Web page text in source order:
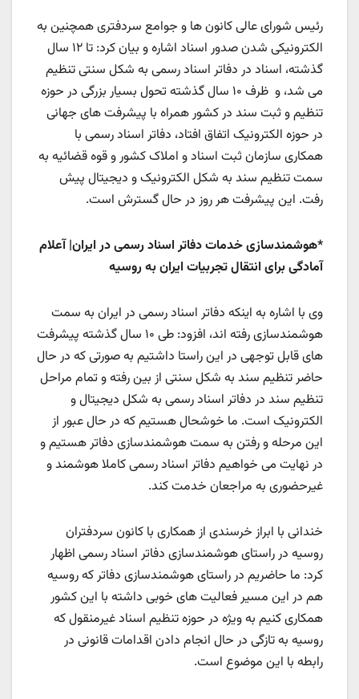
رئیس شورای عالی کانون ها و جوامع سردفتری همچنین به
الکترونیکی شدن صدور اسناد اشاره و بیان کرد: تا ۱۲ سال
گذشته، اسناد در دفاتر اسناد رسمی به شکل سنتی تنظیم
می شد، و ظرف ۱۰ سال گذشته تحول بسیار بزرگی در حوزه
تنظیم و ثبت سند در کشور همراه با پیشرفت های جهانی
در حوزه الکترونیک اتفاق افتاد، دفاتر اسناد رسمی با
همکاری سازمان ثبت اسناد و املاک کشور و قوه قضائیه به
سمت تنظیم سند به شکل الکترونیک و دیجیتال پیش
رفت. این پیشرفت هر روز در حال گسترش است.
*هوشمندسازی خدمات دفاتر اسناد رسمی در ایران| آعلام
آمادگی برای انتقال تجربیات ایران به روسیه
وی با اشاره به اینکه دفاتر اسناد رسمی در ایران به سمت
هوشمندسازی رفته اند، افزود: طی ۱۰ سال گذشته پیشرفت
های قابل توجهی در این راستا داشتیم به صورتی که در حال
حاضر تنظیم سند به شکل سنتی از بین رفته و تمام مراحل
تنظیم سند در دفاتر اسناد رسمی به شکل دیجیتال و
الکترونیک است. ما خوشحال هستیم که در حال عبور از
این مرحله و رفتن به سمت هوشمندسازی دفاتر هستیم و
در نهایت می خواهیم دفاتر اسناد رسمی کاملا هوشمند و
غیرحضوری به مراجعان خدمت کند.
خندانی با ابراز خرسندی از همکاری با کانون سردفتران
روسیه در راستای هوشمندسازی دفاتر اسناد رسمی اظهار
کرد: ما حاضریم در راستای هوشمندسازی دفاتر که روسیه
هم در این مسیر فعالیت های خوبی داشته با این کشور
همکاری کنیم به ویژه در حوزه تنظیم اسناد غیرمنقول که
روسیه به تازگی در حال انجام دادن اقدامات قانونی در
رابطه با این موضوع است.